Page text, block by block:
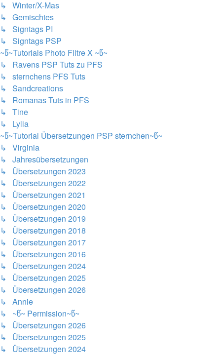
↳ Winter/X-Mas
↳ Gemischtes
↳ Signtags PI
↳ Signtags PSP
~წ~Tutorials Photo Filtre X ~წ~
↳ Ravens PSP Tuts zu PFS
↳ sternchens PFS Tuts
↳ Sandcreations
↳ Romanas Tuts in PFS
↳ Tine
↳ Lylia
~წ~Tutorial Übersetzungen PSP sternchen~წ~
↳ Virginia
↳ Jahresübersetzungen
↳ Übersetzungen 2023
↳ Übersetzungen 2022
↳ Übersetzungen 2021
↳ Übersetzungen 2020
↳ Übersetzungen 2019
↳ Übersetzungen 2018
↳ Übersetzungen 2017
↳ Übersetzungen 2016
↳ Übersetzungen 2024
↳ Übersetzungen 2025
↳ Übersetzungen 2026
↳ Annie
↳ ~წ~ Permission~წ~
↳ Übersetzungen 2026
↳ Übersetzungen 2025
↳ Übersetzungen 2024